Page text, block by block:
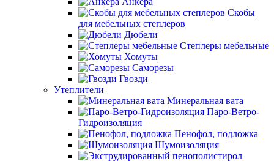
Скобы
для мебельных степлеров
Дюбели
Степлеры мебельные
Хомуты
Саморезы
Гвозди
Утеплители
Минеральная вата
Паро-Ветро-
Гидроизоляция
Пенофол, подложка
Шумоизоляция